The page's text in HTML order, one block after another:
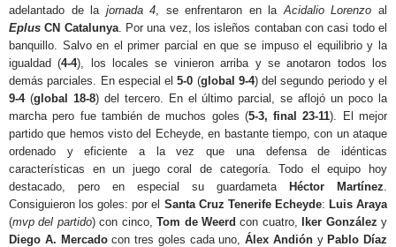
adelantado de lajornada 4, se enfrentaron en laAcidalio Lorenzo al
EplusCN Catalunya. Por una vez, los isleños contaban con casi todo el
banquillo. Salvo en el primer parcial en que se impuso el equilibrio y la
igualdad (4-4), los locales se vinieron arriba y se anotaron todos los
demás parciales. En especial el5-0 (global 9-4) del segundo periodo y el
9-4(global 18-8) del tercero. En el último parcial, se aflojó un poco la
marcha pero fue también de muchos goles (5-3, final 23-11). El mejor
partido que hemos visto del Echeyde, en bastante tiempo, con un ataque
ordenado y eficiente a la vez que una defensa de idénticas
características en un juego coral de categoría. Todo el equipo hoy
destacado, pero en especial su guardameta
Héctor Martínez.
Consiguieron los goles: por el Santa Cruz Tenerife Echeyde: Luis Araya
(mvp del partido) con cinco,Tom de Weerd con cuatro, Iker González y
Diego A. Mercadocon tres goles cada uno, Álex Andióny Pablo Díaz